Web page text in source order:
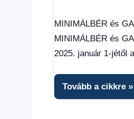
MINIMÁLBÉR és
MINIMÁLBÉR és
2025. január 1-jétől
Tovább a cikkre